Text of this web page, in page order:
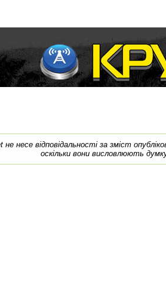
не несе відповідальності за зміст
оскільки вони висловлюють